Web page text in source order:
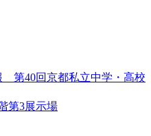
第40回京都私立中学・高校
第3展示場